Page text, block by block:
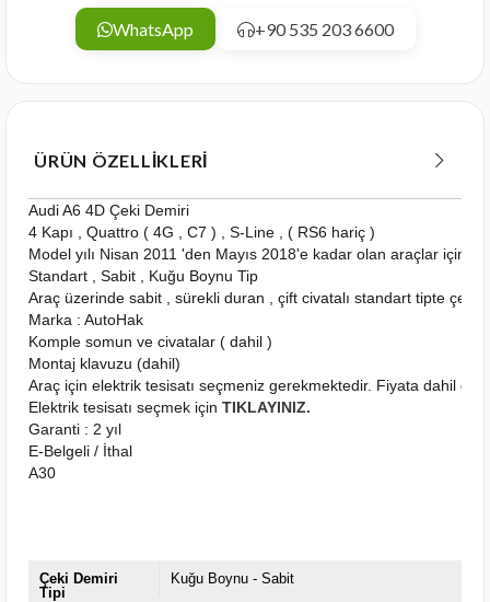
WhatsApp +90 535 203 6600
ÜRÜN ÖZELLIKLERI
Audi A6 4D Çeki Demiri
4 Kapı , Quattro ( 4G , C7 ) , S-Line , ( RS6 hariç )
Model yılı Nisan 2011 'den Mayıs 2018'e kadar olan araçlar için
Standart , Sabit , Kuğu Boynu Tip
Araç üzerinde sabit , sürekli duran , çift civatalı standart tipte çeki
Marka : AutoHak
Komple somun ve civatalar ( dahil )
Montaj klavuzu (dahil)
Araç için elektrik tesisatı seçmeniz gerekmektedir. Fiyata dahil
Elektrik tesisatı seçmek için TIKLAYINIZ.
Garanti : 2 yıl
E-Belgeli / İthal
A30
Çeki Demiri
Tipi
Kuğu Boynu - Sabit